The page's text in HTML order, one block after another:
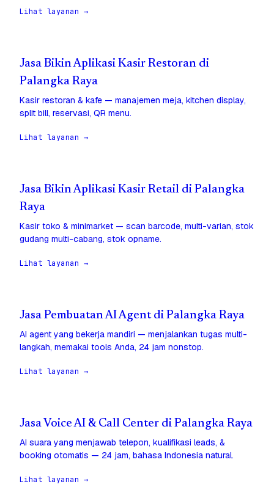
Lihat layanan →
Jasa Bikin Aplikasi Kasir Restoran di
Palangka Raya
Kasir restoran & kafe — manajemen meja, kitchen display,
split bill, reservasi, QR menu.
Lihat layanan →
Jasa Bikin Aplikasi Kasir Retail di Palangka
Raya
Kasir toko & minimarket — scan barcode, multi-varian, stok
gudang multi-cabang, stok opname.
Lihat layanan →
Jasa Pembuatan AI Agent di Palangka Raya
AI agent yang bekerja mandiri — menjalankan tugas multi-
langkah, memakai tools Anda, 24 jam nonstop.
Lihat layanan →
Jasa Voice AI & Call Center di Palangka Raya
AI suara yang menjawab telepon, kualifikasi leads, &
booking otomatis — 24 jam, bahasa Indonesia natural.
Lihat layanan →